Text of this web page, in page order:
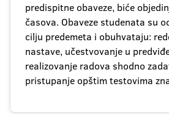
predispitne obaveze, biće
časova. Obaveze studenata su
cilju predemeta i obuhvataju:
nastave, učestvovanje u
realizovanje radova shodno
pristupanje opštim testovima